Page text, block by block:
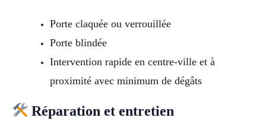
Porte claquée ou verrouillée
Porte blindée
Intervention rapide en centre-ville et à
proximité avec minimum de dégâts
Réparation et entretien